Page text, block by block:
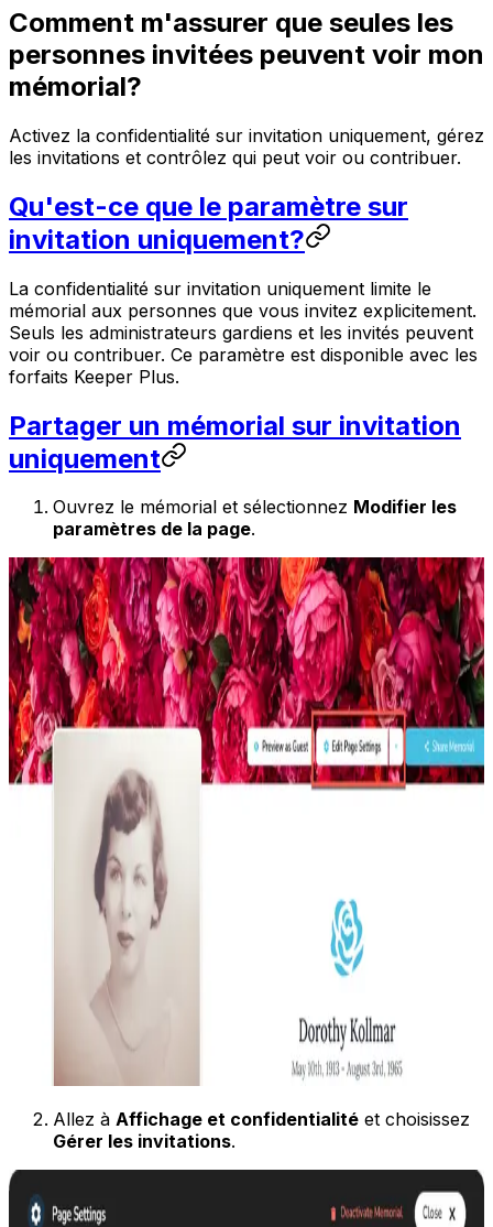
Comment m'assurer que seules les
personnes invitées peuvent voir mon
mémorial?
Activez la confidentialité sur invitation uniquement, gérez
les invitations et contrôlez qui peut voir ou contribuer.
Qu'est-ce que le paramètre sur
invitation uniquement?
La confidentialité sur invitation uniquement limite le
mémorial aux personnes que vous invitez explicitement.
Seuls les administrateurs gardiens et les invités peuvent
voir ou contribuer. Ce paramètre est disponible avec les
forfaits Keeper Plus.
Partager un mémorial sur invitation
uniquement
Ouvrez le mémorial et sélectionnez Modifier les
paramètres de la page.
Allez à Affichage et confidentialité et choisissez
Gérer les invitations.